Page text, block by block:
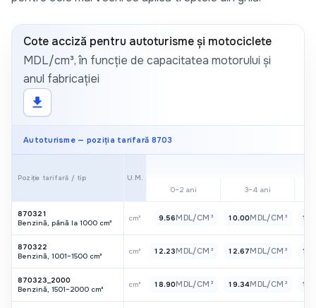
Cote acciză pentru autoturisme și motociclete
MDL/cm³, în funcție de capacitatea motorului și
anul fabricației
download
Autoturisme — poziția tarifară 8703
Poziție tarifară / tip
U.M.
0–2 ani
3–4 ani
870321
Benzină, până la 1000 cm³
cm³ 9.56MDL/CM³ 10.00MDL/CM³
870322
Benzină, 1001–1500 cm³
cm³ 12.23MDL/CM³ 12.67MDL/CM³
870323_2000
Benzină, 1501–2000 cm³
cm³ 18.90MDL/CM³ 19.34MDL/CM³